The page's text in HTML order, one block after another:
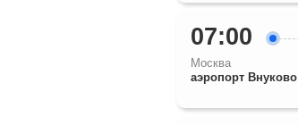
07:00
Москва
аэропорт Внуково